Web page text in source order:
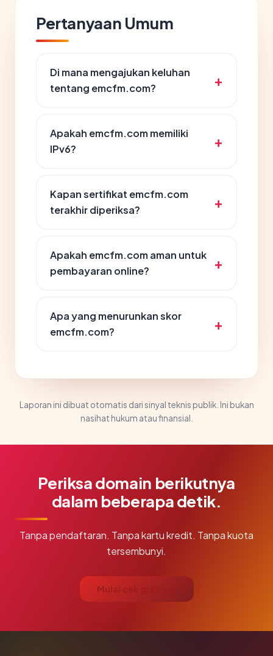
Pertanyaan Umum
Di mana mengajukan keluhan
tentang emcfm.com?
Apakah emcfm.com memiliki
IPv6?
Kapan sertifikat emcfm.com
terakhir diperiksa?
Apakah emcfm.com aman untuk
pembayaran online?
Apa yang menurunkan skor
emcfm.com?
Laporan ini dibuat otomatis dari sinyal teknis publik. Ini bukan
nasihat hukum atau finansial.
Periksa domain berikutnya
dalam beberapa detik.
Tanpa pendaftaran. Tanpa kartu kredit. Tanpa kuota
tersembunyi.
Mulai cek gratis →